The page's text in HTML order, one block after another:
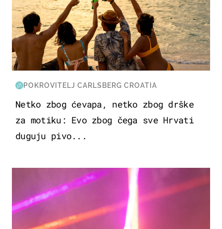
POKROVITELJ CARLSBERG CROATIA
Netko zbog ćevapa, netko zbog drške
za motiku: Evo zbog čega sve Hrvati
duguju pivo...
KULTURA & ZABAVA